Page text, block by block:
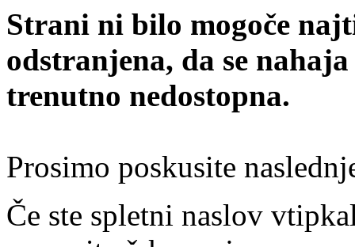
Strani ni bilo mogoče
odstranjena, da se
trenutno nedostopna.
Prosimo poskusite
Če ste spletni naslov